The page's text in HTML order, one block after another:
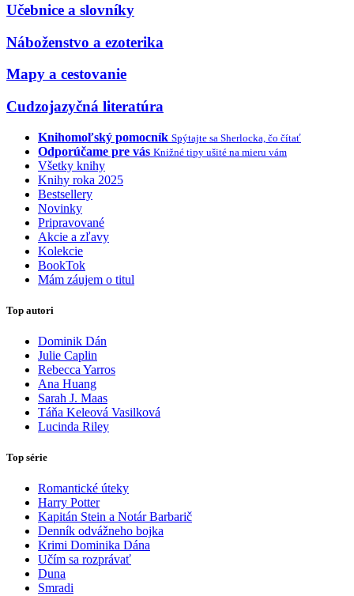
Učebnice a slovníky
Náboženstvo a ezoterika
Mapy a cestovanie
Cudzojazyčná literatúra
Knihomoľský pomocník Spýtajte sa Sherlocka, čo čítať
Odporúčame pre vás Knižné tipy ušité na mieru vám
Všetky knihy
Knihy roka 2025
Bestsellery
Novinky
Pripravované
Akcie a zľavy
Kolekcie
BookTok
Mám záujem o titul
Top autori
Dominik Dán
Julie Caplin
Rebecca Yarros
Ana Huang
Sarah J. Maas
Táňa Keleová Vasilková
Lucinda Riley
Top série
Romantické úteky
Harry Potter
Kapitán Stein a Notár Barbarič
Denník odvážneho bojka
Krimi Dominika Dána
Učím sa rozprávať
Duna
Smradi